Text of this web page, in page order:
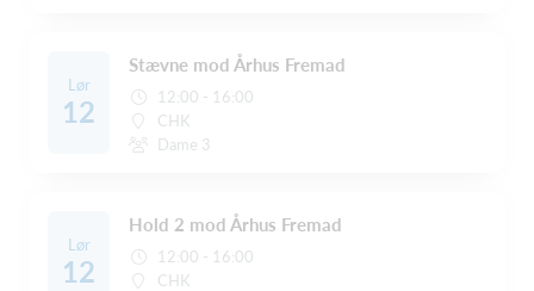
Lør
12
Stævne mod Århus Fremad
12:00 - 16:00
CHK
Dame 3
Lør
12
Hold 2 mod Århus Fremad
12:00 - 16:00
CHK